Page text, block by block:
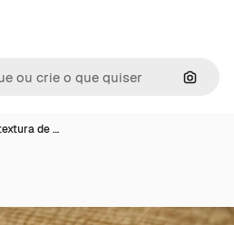
de …